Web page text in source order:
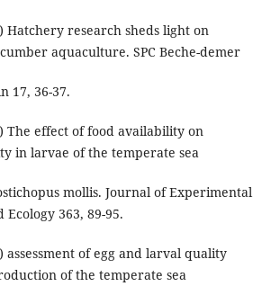
Hatchery research sheds light on
aquaculture. SPC Beche-demer
17, 36-37.
The effect of food availability on
in larvae of the temperate sea
mollis. Journal of Experimental
363, 89-95.
assessment of egg and larval quality
of the temperate sea